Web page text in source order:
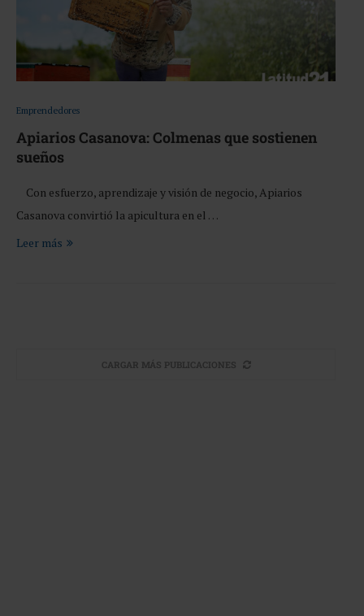
Emprendedores
Apiarios Casanova: Colmenas que sostienen
sueños
Con esfuerzo, aprendizaje y visión de negocio, Apiarios
Casanova convirtió la apicultura en el …
Leer más
CARGAR MÁS PUBLICACIONES